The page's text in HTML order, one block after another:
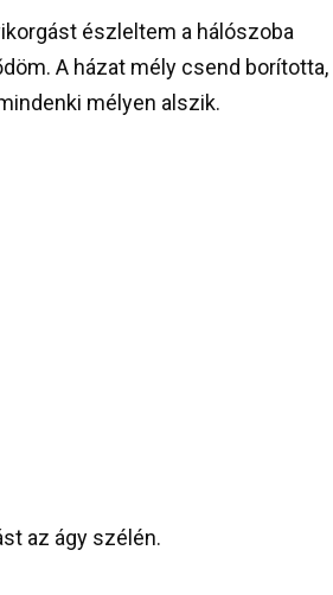
észleltem a hálószoba
A házat mély csend borította,
mélyen alszik.
az ágy szélén.